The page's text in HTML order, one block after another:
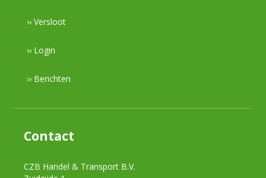
›› Versloot
›› Login
›› Berichten
Contact
CZB Handel & Transport B.V.